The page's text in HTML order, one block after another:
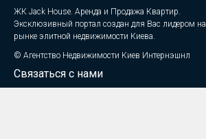
ЖК Jack House. Аренда и Продажа Квартир.
Эксклюзивный портал создан для Вас лидером на
рынке элитной недвижимости Киева.
© Агентство Недвижимости Киев Интернэшнл
Связаться с нами